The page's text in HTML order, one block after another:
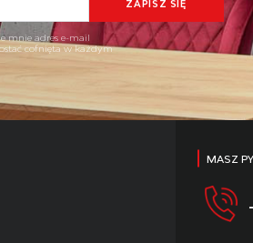
mnie adres e-mail
cofnięta w każdym
MASZ